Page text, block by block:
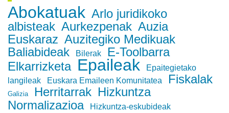
Abokatuak Arlo juridikoko
albisteak Aurkezpenak Auzia
Euskaraz Auzitegiko Medikuak
Baliabideak
Bilerak
E-Toolbarra
Elkarrizketa Epaileak
Epaitegietako
langileak
Euskara Emaileen Komunitatea Fiskalak
Galizia Herritarrak Hizkuntza
Normalizazioa
Hizkuntza-eskubideak